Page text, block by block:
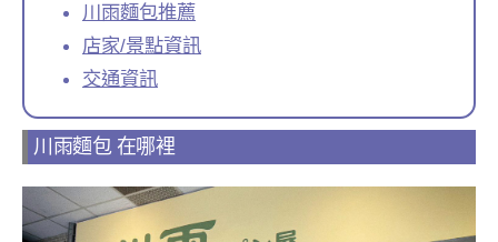
川雨麵包推薦
店家/景點資訊
交通資訊
川雨麵包 在哪裡